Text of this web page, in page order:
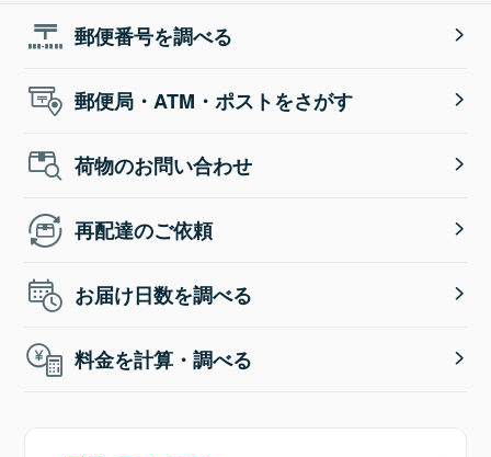
郵便番号を調べる
郵便局・ATM・ポストをさがす
荷物のお問い合わせ
再配達のご依頼
お届け日数を調べる
料金を計算・調べる